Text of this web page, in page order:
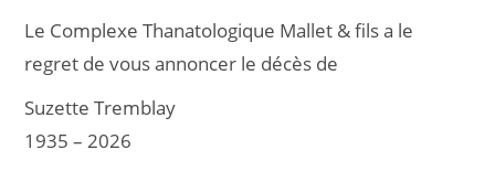
Le Complexe Thanatologique Mallet & fils a le
regret de vous annoncer le décès de
Suzette Tremblay
1935 – 2026